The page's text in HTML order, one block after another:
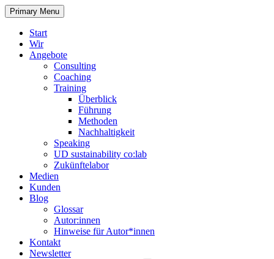
Primary Menu
Start
Wir
Angebote
Consulting
Coaching
Training
Überblick
Führung
Methoden
Nachhaltigkeit
Speaking
UD sustainability co:lab
Zukünftelabor
Medien
Kunden
Blog
Glossar
Autor:innen
Hinweise für Autor*innen
Kontakt
Newsletter